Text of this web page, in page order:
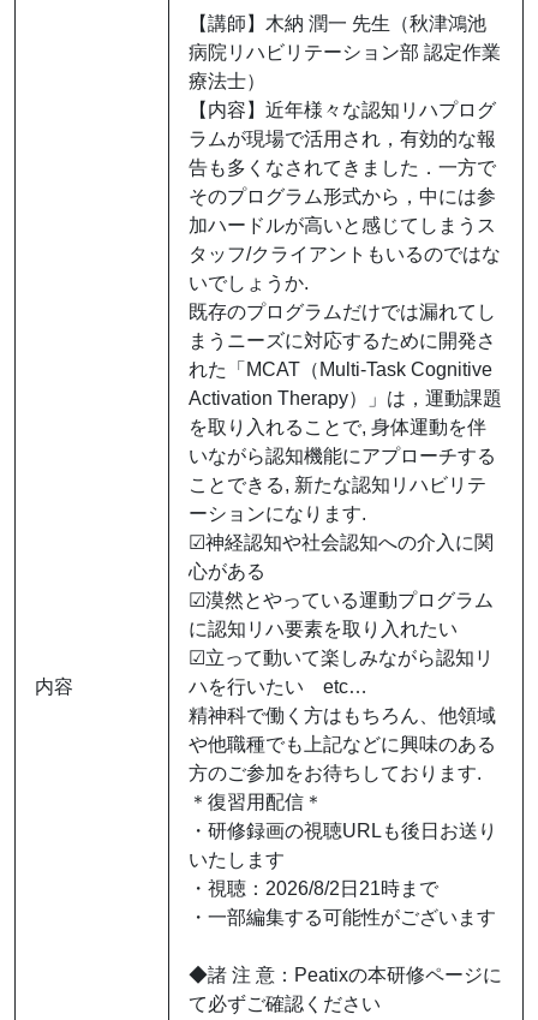
内容
【講師】⽊納 潤⼀ 先⽣（秋津鴻池
病院リハビリテーション部 認定作業
療法⼠）
【内容】近年様々な認知リハプログ
ラムが現場で活用され，有効的な報
告も多くなされてきました．一方で
そのプログラム形式から，中には参
加ハードルが高いと感じてしまうス
タッフ/クライアントもいるのではな
いでしょうか.
既存のプログラムだけでは漏れてし
まうニーズに対応するために開発さ
れた「MCAT（Multi-Task Cognitive
Activation Therapy）」は，運動課題
を取り入れることで, 身体運動を伴
いながら認知機能にアプローチする
ことできる, 新たな認知リハビリテ
ーションになります.
☑︎神経認知や社会認知への介入に関
心がある
☑︎漠然とやっている運動プログラム
に認知リハ要素を取り入れたい
☑︎立って動いて楽しみながら認知リ
ハを行いたい etc…
精神科で働く方はもちろん、他領域
や他職種でも上記などに興味のある
方のご参加をお待ちしております.
＊復習用配信＊
・研修録画の視聴URLも後日お送り
いたします
・視聴：2026/8/2日21時まで
・一部編集する可能性がございます
◆諸 注 意：Peatixの本研修ページに
て必ずご確認ください